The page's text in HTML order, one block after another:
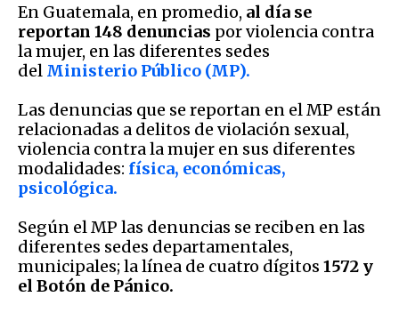
En Guatemala, en promedio, al día se
reportan 148 denuncias por violencia contra
la mujer, en las diferentes sedes
del Ministerio Público (MP).
Las denuncias que se reportan en el MP están
relacionadas a delitos de violación sexual,
violencia contra la mujer en sus diferentes
modalidades: física, económicas,
psicológica.
Según el MP las denuncias se reciben en las
diferentes sedes departamentales,
municipales; la línea de cuatro dígitos 1572 y
el Botón de Pánico.